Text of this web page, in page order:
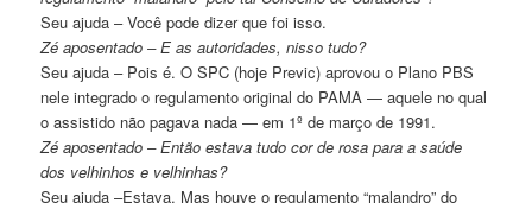
Seu ajuda – Você pode dizer que foi isso.
Zé aposentado – E as autoridades, nisso tudo?
Seu ajuda – Pois é. O SPC (hoje Previc) aprovou o Plano PBS
nele integrado o regulamento original do PAMA — aquele no qual
o assistido não pagava nada — em 1º de março de 1991.
Zé aposentado – Então estava tudo cor de rosa para a saúde
dos velhinhos e velhinhas?
Seu ajuda –Estava. Mas houve o regulamento “malandro” do